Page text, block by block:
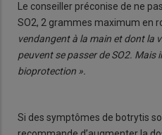
Le conseiller préconise de ne
SO2, 2 grammes maximum en
vendangent à la main et dont la
peuvent se passer de SO2. Mais
bioprotection ».
Si des symptômes de botrytis